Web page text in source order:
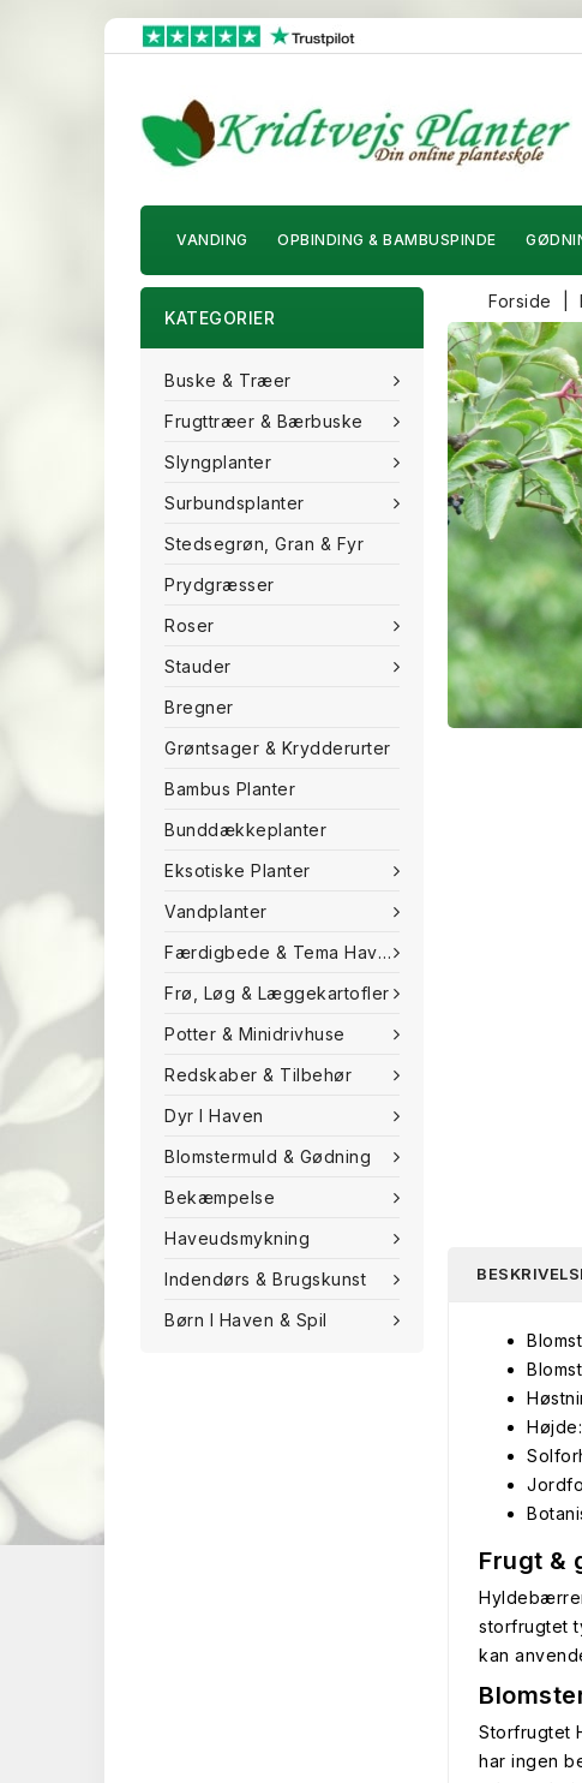
VANDING OPBINDING & BAMBUSPINDE
KATEGORIER
Buske & Træer
Frugttræer & Bærbuske
Slyngplanter
Surbundsplanter
Stedsegrøn, Gran & Fyr
Prydgræsser
Roser
Stauder
Bregner
Grøntsager & Krydderurter
Bambus Planter
Bunddækkeplanter
Eksotiske Planter
Vandplanter
Færdigbede & Tema Haven
Frø, Løg & Læggekartofler
Potter & Minidrivhuse
Redskaber & Tilbehør
Dyr I Haven
Blomstermuld & Gødning
Bekæmpelse
Haveudsmykning
Indendørs & Brugskunst
Børn I Haven & Spil
Forside
Frugt &
storfrugtet
kan
Storfrugtet
har ingen